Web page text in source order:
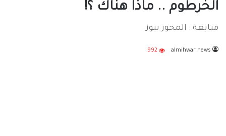
الخرطوم .. ماذا هناك ؟!
متابعة : المحور نيوز
almihwar news
992